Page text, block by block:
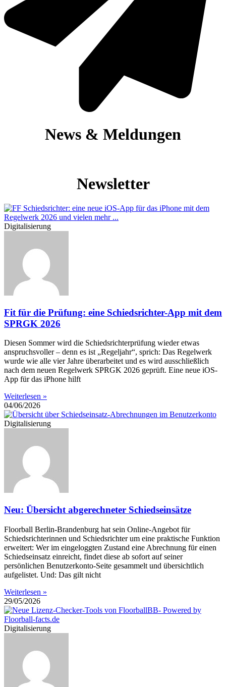
News & Meldungen
Newsletter
Digitalisierung
Fit für die Prüfung: eine Schiedsrichter-App mit dem
SPRGK 2026
Diesen Sommer wird die Schiedsrichterprüfung wieder etwas
anspruchsvoller – denn es ist „Regeljahr“, sprich: Das Regelwerk
wurde wie alle vier Jahre überarbeitet und es wird ausschließlich
nach dem neuen Regelwerk SPRGK 2026 geprüft. Eine neue iOS-
App für das iPhone hilft
Weiterlesen »
04/06/2026
Digitalisierung
Neu: Übersicht abgerechneter Schiedseinsätze
Floorball Berlin-Brandenburg hat sein Online-Angebot für
Schiedsrichterinnen und Schiedsrichter um eine praktische Funktion
erweitert: Wer im eingeloggten Zustand eine Abrechnung für einen
Schiedseinsatz einreicht, findet diese ab sofort auf seiner
persönlichen Benutzerkonto-Seite gesammelt und übersichtlich
aufgelistet. Und: Das gilt nicht
Weiterlesen »
29/05/2026
Digitalisierung